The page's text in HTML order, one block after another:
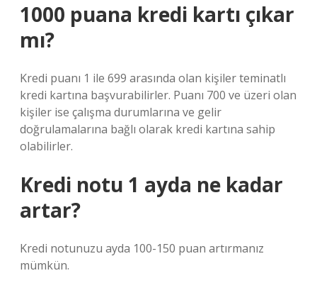
1000 puana kredi kartı çıkar
mı?
Kredi puanı 1 ile 699 arasında olan kişiler teminatlı
kredi kartına başvurabilirler. Puanı 700 ve üzeri olan
kişiler ise çalışma durumlarına ve gelir
doğrulamalarına bağlı olarak kredi kartına sahip
olabilirler.
Kredi notu 1 ayda ne kadar
artar?
Kredi notunuzu ayda 100-150 puan artırmanız
mümkün.